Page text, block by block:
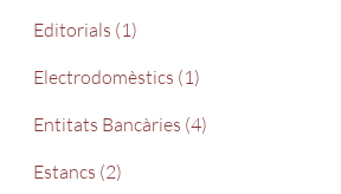
Editorials (1)
Electrodomèstics (1)
Entitats Bancàries (4)
Estancs (2)